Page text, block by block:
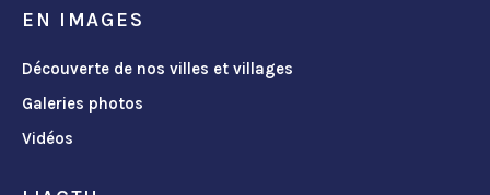
EN IMAGES
Découverte de nos villes et villages
Galeries photos
Vidéos